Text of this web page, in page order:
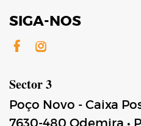
SIGA-NOS
Facebook
Instagram
Sector 3
Poço Novo - Caixa
7630-480 Odemira •